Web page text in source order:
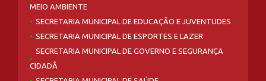
MEIO AMBIENTE
SECRETARIA MUNICIPAL DE EDUCAÇÃO E JUVENTUDES
SECRETARIA MUNICIPAL DE ESPORTES E LAZER
SECRETARIA MUNICIPAL DE GOVERNO E SEGURANÇA
CIDADÃ